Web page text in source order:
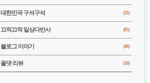
대한민국 구석구석 (35)
끄적끄적 일상다반사 (85)
블로그 이야기 (48)
올댓 리뷰 (18)